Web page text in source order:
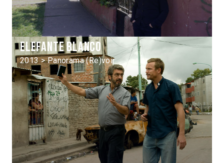
Elefante blanco
2013 > Panorama (Re)voir